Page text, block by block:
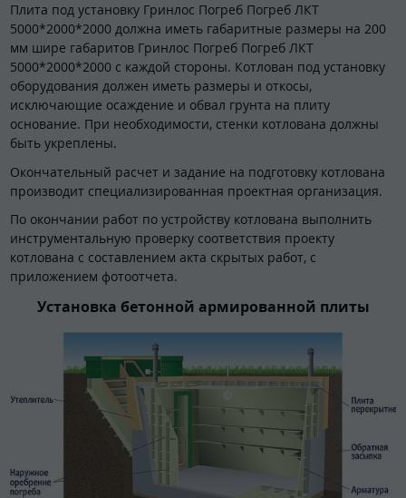
Плита под установку Гринлос Погреб Погреб ЛКТ
5000*2000*2000 должна иметь габаритные размеры на 200
мм шире габаритов Гринлос Погреб Погреб ЛКТ
5000*2000*2000 с каждой стороны. Котлован под установку
оборудования должен иметь размеры и откосы,
исключающие осаждение и обвал грунта на плиту
основание. При необходимости, стенки котлована должны
быть укреплены.
Окончательный расчет и задание на подготовку котлована
производит специализированная проектная организация.
По окончании работ по устройству котлована выполнить
инструментальную проверку соответствия проекту
котлована с составлением акта скрытых работ, с
приложением фотоотчета.
Установка бетонной армированной плиты